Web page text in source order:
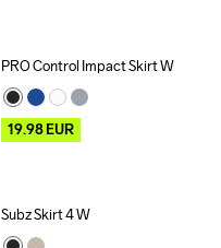
Outlet
PRO Control Impact Skirt W
19.98EUR
Subz Skirt 4 W